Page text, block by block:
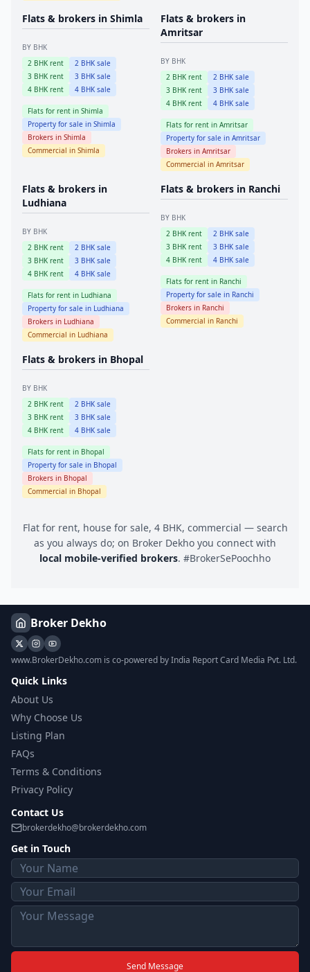
Flats & brokers in Shimla
BY BHK
2 BHK rent 2 BHK sale
3 BHK rent 3 BHK sale
4 BHK rent 4 BHK sale
Flats for rent in Shimla
Property for sale in Shimla
Brokers in Shimla
Commercial in Shimla
Flats & brokers in
Amritsar
BY BHK
2 BHK rent 2 BHK sale
3 BHK rent 3 BHK sale
4 BHK rent 4 BHK sale
Flats for rent in Amritsar
Property for sale in Amritsar
Brokers in Amritsar
Commercial in Amritsar
Flats & brokers in
Ludhiana
BY BHK
2 BHK rent 2 BHK sale
3 BHK rent 3 BHK sale
4 BHK rent 4 BHK sale
Flats for rent in Ludhiana
Property for sale in Ludhiana
Brokers in Ludhiana
Commercial in Ludhiana
Flats & brokers in Ranchi
BY BHK
2 BHK rent 2 BHK sale
3 BHK rent 3 BHK sale
4 BHK rent 4 BHK sale
Flats for rent in Ranchi
Property for sale in Ranchi
Brokers in Ranchi
Commercial in Ranchi
Flats & brokers in Bhopal
BY BHK
2 BHK rent 2 BHK sale
3 BHK rent 3 BHK sale
4 BHK rent 4 BHK sale
Flats for rent in Bhopal
Property for sale in Bhopal
Brokers in Bhopal
Commercial in Bhopal
Flat for rent, house for sale, 4 BHK, commercial — search
as you always do; on Broker Dekho you connect with
local mobile-verified brokers. #BrokerSePoochho
Broker Dekho
www.BrokerDekho.com is co-powered by India Report Card Media Pvt. Ltd.
Quick Links
About Us
Why Choose Us
Listing Plan
FAQs
Terms & Conditions
Privacy Policy
Contact Us
brokerdekho@brokerdekho.com
Get in Touch
Send Message